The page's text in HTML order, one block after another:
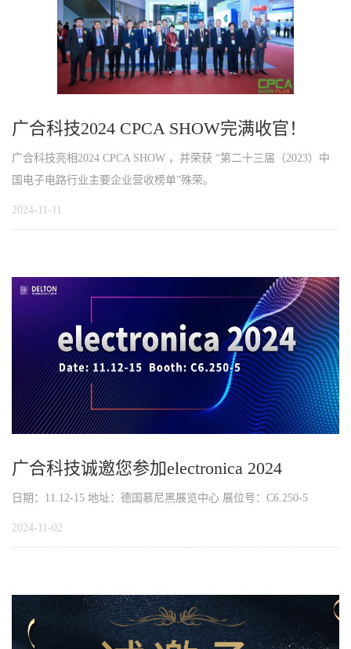
广合科技2024 CPCA SHOW完满收官！
广合科技亮相2024 CPCA SHOW ，并荣获 “第二十三届（2023）中
国电子电路行业主要企业营收榜单”殊荣。
2024-11-11
广合科技诚邀您参加electronica 2024
日期：11.12-15 地址：德国慕尼黑展览中心 展位号：C6.250-5
2024-11-02